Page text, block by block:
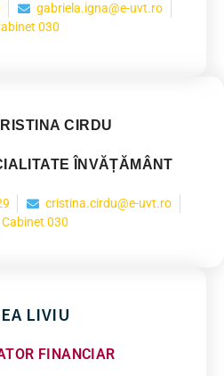
gabriela.igna@e-uvt.ro
030
CIRDU
ÎNVĂȚĂMÂNT
cristina.cirdu@e-uvt.ro
Cabinet 030
LIVIU
FINANCIAR